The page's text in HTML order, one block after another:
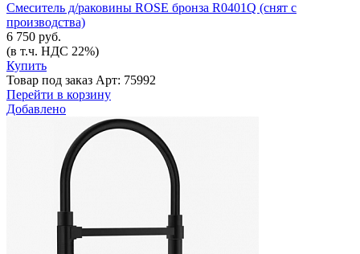
Смеситель д/раковины ROSE бронза R0401Q (снят с
производства)
6 750 руб.
(в т.ч. НДС 22%)
Купить
Товар под заказ Арт: 75992
Перейти в корзину
Добавлено